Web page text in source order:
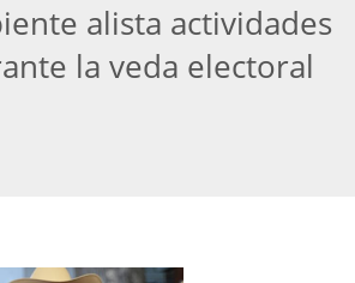
alista actividades
la veda electoral